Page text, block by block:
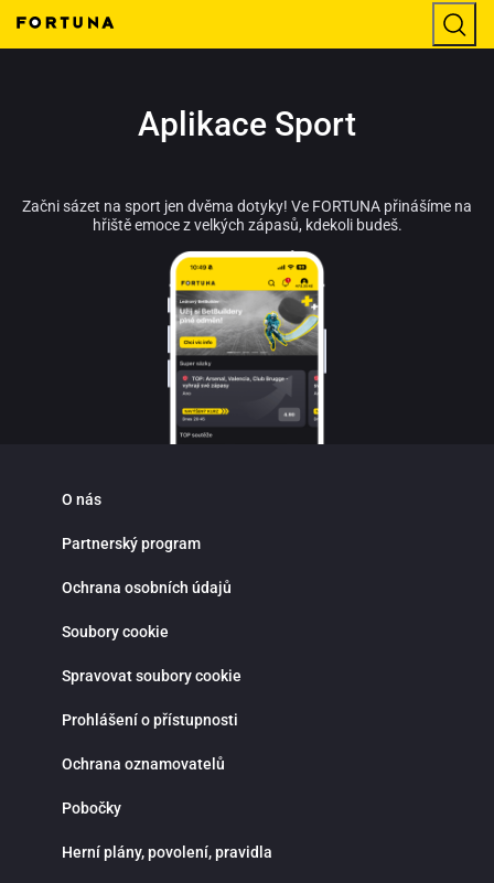
Aplikace Sport
Začni sázet na sport jen dvěma dotyky! Ve FORTUNA přinášíme na
hřiště emoce z velkých zápasů, kdekoli budeš.
O nás
Partnerský program
Ochrana osobních údajů
Soubory cookie
Spravovat soubory cookie
Prohlášení o přístupnosti
Ochrana oznamovatelů
Pobočky
Herní plány, povolení, pravidla